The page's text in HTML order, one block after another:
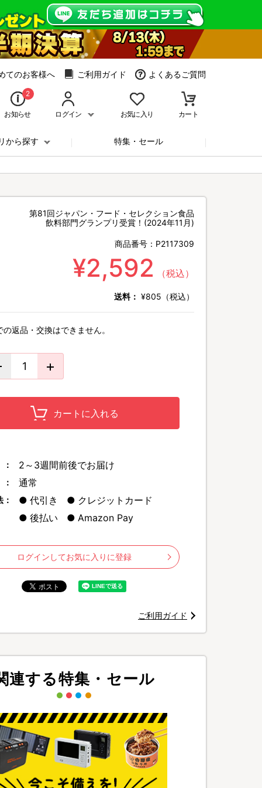
てのお客様へ ご利用ガイド よくあるご質問
2
お知らせ ログイン お気に入り カート
から探す 特集・セール
第81回ジャパン・フード・セレクション食品
飲料部門グランプリ受賞！(2024年11月)
商品番号： P2117309
¥2,592 （税込）
送料： ¥805（税込）
返品・交換はできません。
カートに入れる
2～3週間前後でお届け
通常
代引き
クレジットカード
後払い
Amazon Pay
ログインしてお気に入りに登録
ご利用ガイド
連する特集・セール